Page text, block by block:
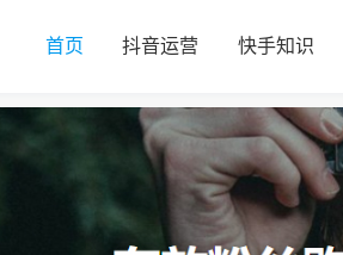
首页 抖音运营 快手知识